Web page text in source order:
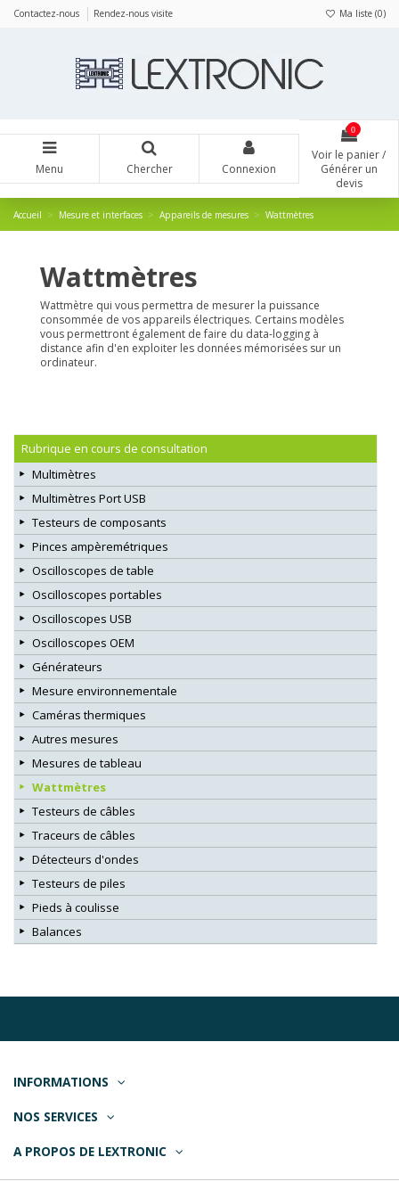
Contactez-nous Rendez-nous visite Ma liste (0)
Menu Chercher Connexion
0
Voir le panier /
Générer un
devis
Accueil Mesure et interfaces Appareils de mesures Wattmètres
Wattmètres
Wattmètre qui vous permettra de mesurer la puissance
consommée de vos appareils électriques. Certains modèles
vous permettront également de faire du data-logging à
distance afin d'en exploiter les données mémorisées sur un
ordinateur.
Rubrique en cours de consultation
Multimètres
Multimètres Port USB
Testeurs de composants
Pinces ampèremétriques
Oscilloscopes de table
Oscilloscopes portables
Oscilloscopes USB
Oscilloscopes OEM
Générateurs
Mesure environnementale
Caméras thermiques
Autres mesures
Mesures de tableau
Wattmètres
Testeurs de câbles
Traceurs de câbles
Détecteurs d'ondes
Testeurs de piles
Pieds à coulisse
Balances
INFORMATIONS
NOS SERVICES
A PROPOS DE LEXTRONIC
Panneau de gestion des cookies